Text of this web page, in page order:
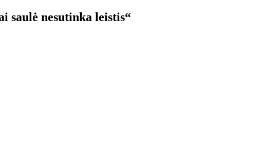
saulė nesutinka leistis“